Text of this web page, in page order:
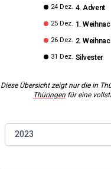
24 Dez. 4. Advent
25 Dez. 1.
26 Dez. 2.
31 Dez. Silvester
Diese Übersicht zeigt nur die in
Thüringenfür eine
2023